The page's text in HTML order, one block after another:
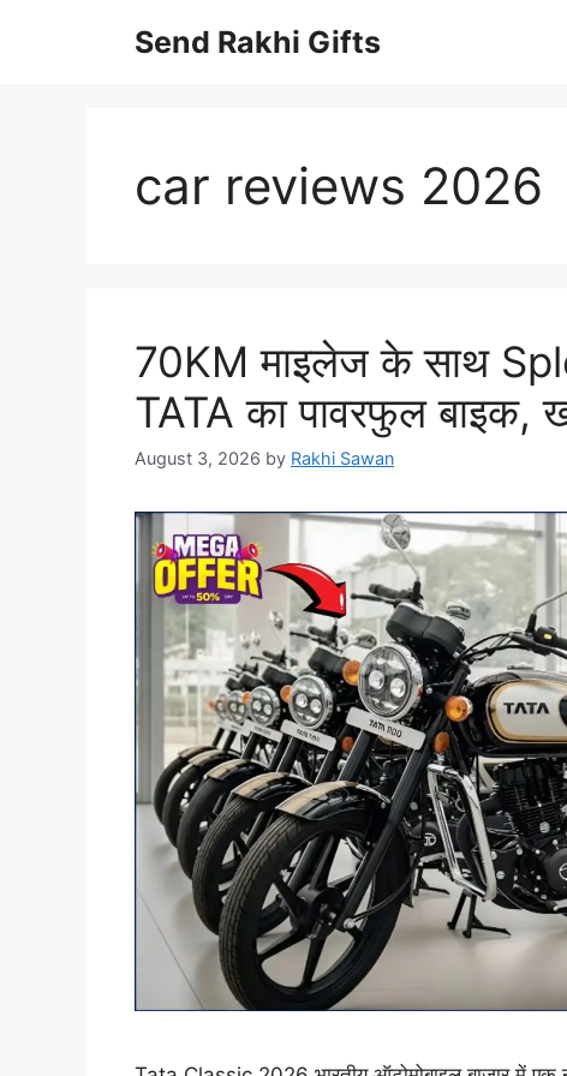
Send Rakhi Gifts
car reviews 2026
70KM माइलेज के साथ
TATA का पावरफुल बाइक,
August 3, 2026 by Rakhi Sawan